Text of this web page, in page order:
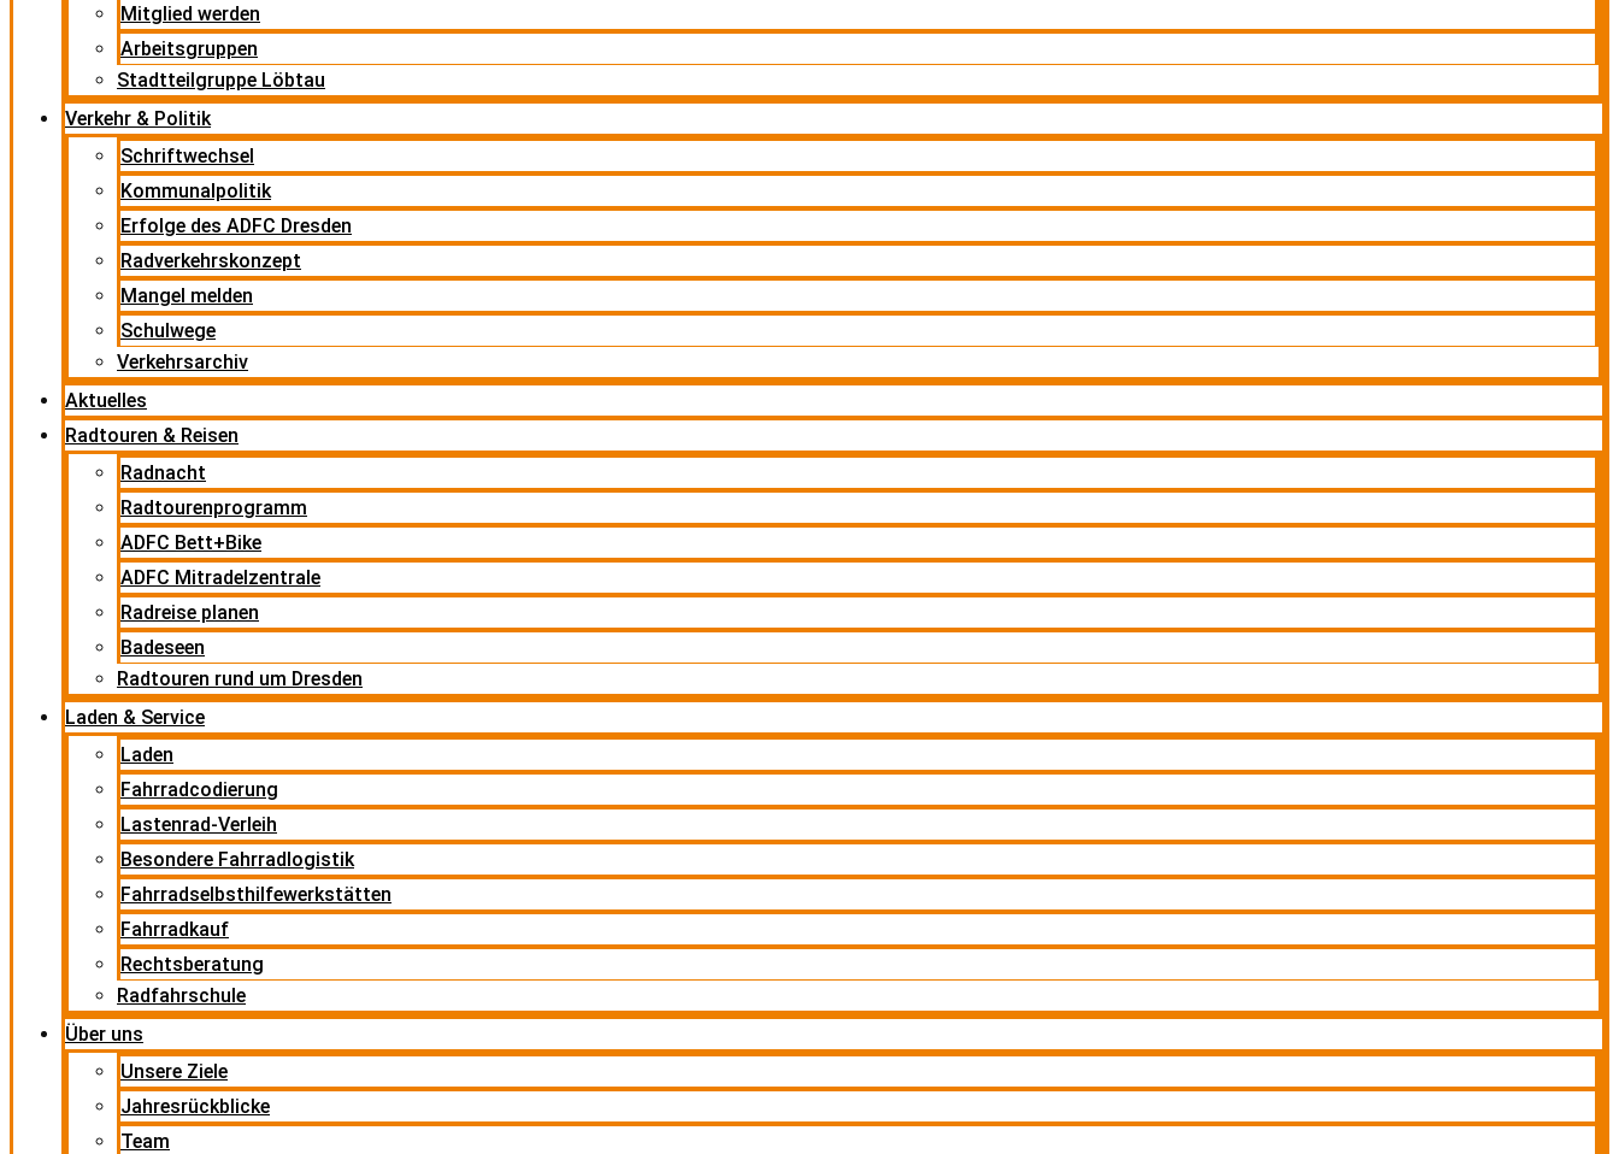
Mitglied werden
Arbeitsgruppen
Stadtteilgruppe Löbtau
Verkehr & Politik
Schriftwechsel
Kommunalpolitik
Erfolge des ADFC Dresden
Radverkehrskonzept
Mangel melden
Schulwege
Verkehrsarchiv
Aktuelles
Radtouren & Reisen
Radnacht
Radtourenprogramm
ADFC Bett+Bike
ADFC Mitradelzentrale
Radreise planen
Badeseen
Radtouren rund um Dresden
Laden & Service
Laden
Fahrradcodierung
Lastenrad-Verleih
Besondere Fahrradlogistik
Fahrradselbsthilfewerkstätten
Fahrradkauf
Rechtsberatung
Radfahrschule
Über uns
Unsere Ziele
Jahresrückblicke
Team